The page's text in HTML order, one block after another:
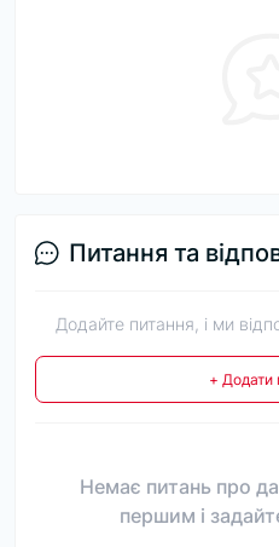
Питання та
Додайте питання, і ми
+ Додати
Немає питань про
першим і